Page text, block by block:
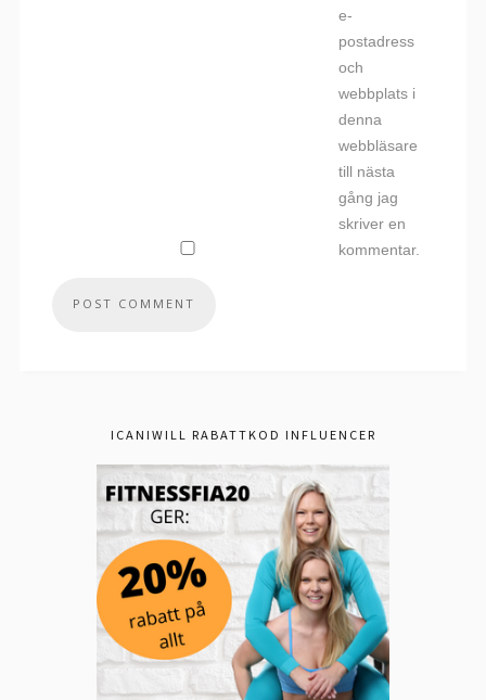
e-
postadress
och
webbplats i
denna
webbläsare
till nästa
gång jag
skriver en
kommentar.
ICANIWILL RABATTKOD INFLUENCER